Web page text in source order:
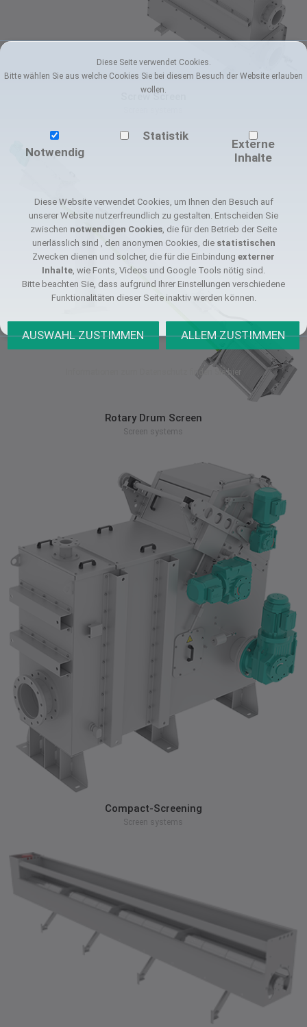
zum Produkt
Screw Screen
Rotary Drum Screen
Screen systems
Compact-Screening
Screen systems
Diese Seite verwendet Cookies.
Bitte wählen Sie aus welche Cookies Sie bei diesem Besuch der Website erlauben
wollen.
Notwendig
Statistik
Externe
Inhalte
Diese Website verwendet Cookies, um Ihnen den Besuch auf
unserer Website nutzerfreundlich zu gestalten. Entscheiden Sie
zwischen notwendigen Cookies, die für den Betrieb der Seite
unerlässlich sind , den anonymen Cookies, die statistischen
Zwecken dienen und solcher, die für die Einbindung externer
Inhalte, wie Fonts, Videos und Google Tools nötig sind.
Bitte beachten Sie, dass aufgrund Ihrer Einstellungen verschiedene
Funktionalitäten dieser Seite inaktiv werden können.
Informationen zum Datenschutz finden Sie hier